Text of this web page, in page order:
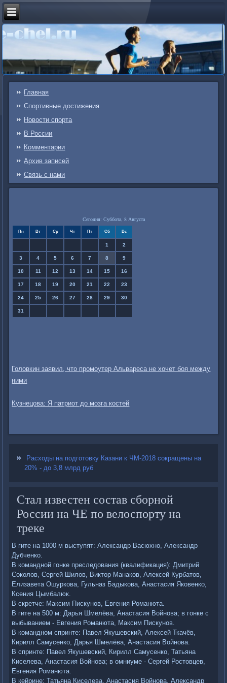
Главная
Спортивные достижения
Новости спорта
В России
Комментарии
Архив записей
Связь c нами
Сегодня: Суббота, 8 Августа
Пн Вт Ср Чт Пт Сб Вс
1 2
3 4 5 6 7 8 9
10 11 12 13 14 15 16
17 18 19 20 21 22 23
24 25 26 27 28 29 30
31
Головкин заявил, что промоутер Альвареса не хочет боя между
ними
Кузнецова: Я патриот до мозга костей
Расходы на подготовку Казани к ЧМ-2018 сокращены на
20% - до 3,8 млрд руб
Стал известен состав сборной
России на ЧЕ по велоспорту на
треке
В гите на 1000 м выступят: Александр Васюхно, Александр
Дубченко.
В командной гонке преследования (квалификация): Дмитрий
Соколов, Сергей Шилов, Виктор Манаков, Алексей Курбатов,
Елизавета Ошуркова, Гульназ Бадыкова, Анастасия Яковенко,
Ксения Цымбалюк.
В скретче: Максим Пискунов, Евгения Романюта.
В гите на 500 м: Дарья Шмелёва, Анастасия Войнова; в гонке с
выбыванием - Евгения Романюта, Максим Пискунов.
В командном спринте: Павел Якушевский, Алексей Ткачёв,
Кирилл Самусенко, Дарья Шмелёва, Анастасия Войнова.
В спринте: Павел Якушевский, Кирилл Самусенко, Татьяна
Киселева, Анастасия Войнова; в омниуме - Сергей Ростовцев,
Евгения Романюта.
В кейрине: Татьяна Киселева, Анастасия Войнова, Александр